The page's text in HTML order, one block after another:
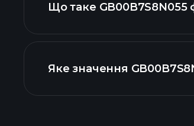
Що таке GB00B7S8N055
Яке значення